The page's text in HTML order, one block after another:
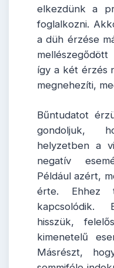
elkezdünk a
foglalkozni.
a düh érzése
így a két érzés
megnehezíti,
Bűntudatot
gondoljuk,
helyzetben a
negatív
Például azért,
érte. Ehhez
kapcsolódik.
hisszük,
kimenetelű
Másrészt,